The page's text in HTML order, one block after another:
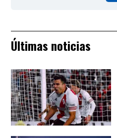
Últimas noticias